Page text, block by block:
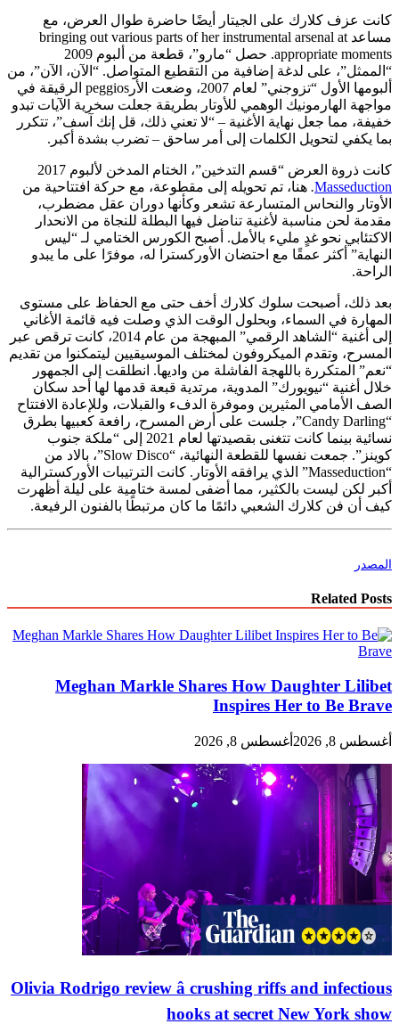
كانت عزف كلارك على الجيتار أيضًا حاضرة طوال العرض، مع
مساعد bringing out various parts of her instrumental arsenal at
appropriate moments. حصل “مارو”، قطعة من ألبوم 2009
“الممثل”، على لدغة إضافية من التقطيع المتواصل. “الآن، الآن”، من
ألبومها الأول “تزوجني” لعام 2007، وضعت الأرpeggios الرقيقة في
مواجهة الهارمونيك الوهمي للأوتار بطريقة جعلت سخرية الآيات تبدو
خفيفة، مما جعل نهاية الأغنية – “لا تعني ذلك، قل إنك آسف”، تتكرر
بما يكفي لتحويل الكلمات إلى أمر ساحق – تضرب بشدة أكبر.
كانت ذروة العرض “قسم التدخين”، الختام المدخن لألبوم 2017
Masseduction
.هنا، تم تحويله إلى مقطوعة، مع حركة افتتاحية من
الأوتار والنحاس المتسارعة تشعر وكأنها دوران عقل مضطرب،
مقدمة لحن مناسبة لأغنية تناضل فيها البطلة للنجاة من الانحدار
الاكتئابي نحو غدٍ مليء بالأمل. أصبح الكورس الختامي لـ “ليس
النهاية” أكثر عمقًا مع احتضان الأوركسترا له، موفرًا على ما يبدو
الراحة.
بعد ذلك، أصبحت سلوك كلارك أخف حتى مع الحفاظ على مستوى
المهارة في السماء، وبحلول الوقت الذي وصلت فيه قائمة الأغاني
إلى أغنية “الشاهد الرقمي” المبهجة من عام 2014، كانت ترقص عبر
المسرح، وتقدم الميكروفون لمختلف الموسيقيين ليتمكنوا من تقديم
“نعم” المتكررة باللهجة الفاشلة من واديها. انطلقت إلى الجمهور
خلال أغنية “نيويورك” المدوية، مرتدية قبعة قدمها لها أحد سكان
الصف الأمامي المثيرين وموفرة الدفء والقبلات، وللإعادة الافتتاح
“Candy Darling”، جلست على أرض المسرح، رافعة كعبيها بطرق
نسائية بينما كانت تتغنى بقصيدتها لعام 2021 إلى “ملكة جنوب
كوينز”. جمعت نفسها للقطعة النهائية، “Slow Disco”، بالاد من
“Masseduction” الذي يرافقه الأوتار. كانت الترتيبات الأوركسترالية
أكبر لكن ليست بالكثير، مما أضفى لمسة ختامية على ليلة أظهرت
كيف أن فن كلارك الشعبي دائمًا ما كان مرتبطًا بالفنون الرفيعة.
المصدر
Related Posts
Meghan Markle Shares How Daughter Lilibet
Inspires Her to Be Brave
أغسطس 8, 2026 أغسطس 8, 2026
Olivia Rodrigo review â crushing riffs and infectious
hooks at secret New York show